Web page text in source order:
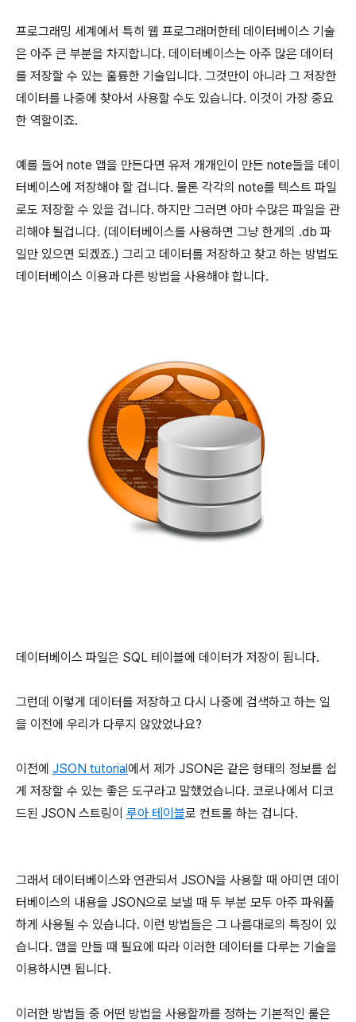
프로그래밍 세계에서 특히 웹 프로그래머한테 데이터베이스 기술
은 아주 큰 부분을 차지합니다. 데이터베이스는 아주 많은 데이터
를 저장할 수 있는 훌륭한 기술입니다. 그것만이 아니라 그 저장한
데이터를 나중에 찾아서 사용할 수도 있습니다. 이것이 가장 중요
한 역할이죠.
예를 들어 note 앱을 만든다면 유저 개개인이 만든 note들을 데이
터베이스에 저장해야 할 겁니다. 물론 각각의 note를 텍스트 파일
로도 저장할 수 있을 겁니다. 하지만 그러면 아마 수많은 파일을 관
리해야 될겁니다. (데이터베이스를 사용하면 그냥 한게의 .db 파
일만 있으면 되겠죠.) 그리고 데이터를 저장하고 찾고 하는 방법도
데이터베이스 이용과 다른 방법을 사용해야 합니다.
데이터베이스 파일은 SQL 테이블에 데이터가 저장이 됩니다.
그런데 이렇게 데이터를 저장하고 다시 나중에 검색하고 하는 일
을 이전에 우리가 다루지 않았었나요?
이전에 JSON tutorial에서 제가 JSON은 같은 형태의 정보를 쉽
게 저장할 수 있는 좋은 도구라고 말했었습니다. 코로나에서 디코
드된 JSON 스트링이 루아 테이블로 컨트롤 하는 겁니다.
그래서 데이터베이스와 연관되서 JSON을 사용할 때 아미면 데이
터베이스의 내용을 JSON으로 보낼 때 두 부분 모두 아주 파워풀
하게 사용될 수 있습니다. 이런 방법들은 그 나름대로의 특징이 있
습니다. 앱을 만들 때 필요에 따라 이러한 데이터를 다루는 기술을
이용하시면 됩니다.
이러한 방법들 중 어떤 방법을 사용할까를 정하는 기본적인 룰은